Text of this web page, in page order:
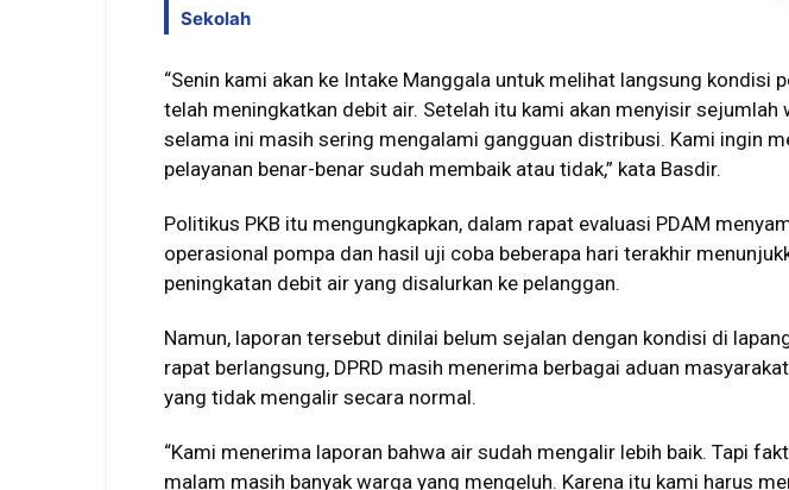
Sekolah
“Senin kami akan ke Intake Manggala untuk melihat langsung kondisi
telah meningkatkan debit air. Setelah itu kami akan menyisir sejumlah
selama ini masih sering mengalami gangguan distribusi. Kami ingin
pelayanan benar-benar sudah membaik atau tidak,” kata Basdir.
Politikus PKB itu mengungkapkan, dalam rapat evaluasi PDAM
operasional pompa dan hasil uji coba beberapa hari terakhir
peningkatan debit air yang disalurkan ke pelanggan.
Namun, laporan tersebut dinilai belum sejalan dengan kondisi di
rapat berlangsung, DPRD masih menerima berbagai aduan
yang tidak mengalir secara normal.
“Kami menerima laporan bahwa air sudah mengalir lebih baik. Tapi
malam masih banyak warga yang mengeluh. Karena itu kami harus